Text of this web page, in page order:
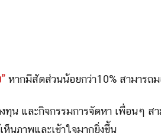
หากมีสัดส่วนน้อยกว่า10% สามารถม
น และกิจกรรมการจัดหา เพื่อนๆ ส
นภาพและเข้าใจมากยิ่งขึ้น